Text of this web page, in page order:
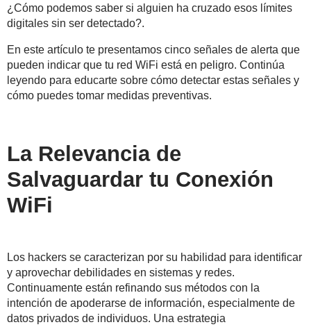
¿Cómo podemos saber si alguien ha cruzado esos límites
digitales sin ser detectado?.
En este artículo te presentamos cinco señales de alerta que
pueden indicar que tu red WiFi está en peligro. Continúa
leyendo para educarte sobre cómo detectar estas señales y
cómo puedes tomar medidas preventivas.
La Relevancia de
Salvaguardar tu Conexión
WiFi
Los hackers se caracterizan por su habilidad para identificar
y aprovechar debilidades en sistemas y redes.
Continuamente están refinando sus métodos con la
intención de apoderarse de información, especialmente de
datos privados de individuos. Una estrategia